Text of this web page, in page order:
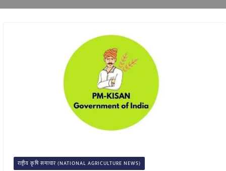
राष्ट्रीय कृषि समाचार (NATIONAL AGRICULTURE NEWS)